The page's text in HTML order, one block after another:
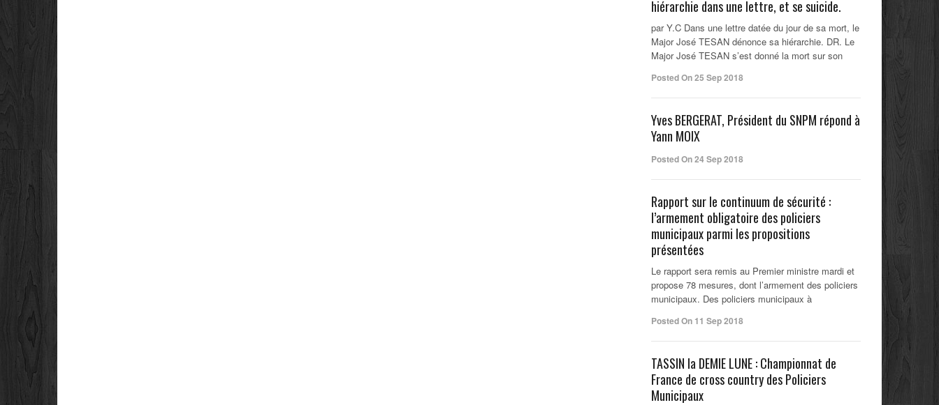
hiérarchie dans une lettre, et se suicide.
par Y.C Dans une lettre datée du jour de sa mort, le
Major José TESAN dénonce sa hiérarchie. DR. Le
Major José TESAN s’est donné la mort sur son
Posted On 25 Sep 2018
Yves BERGERAT, Président du SNPM répond à
Yann MOIX
Posted On 24 Sep 2018
Rapport sur le continuum de sécurité :
l’armement obligatoire des policiers
municipaux parmi les propositions
présentées
Le rapport sera remis au Premier ministre mardi et
propose 78 mesures, dont l’armement des policiers
municipaux. Des policiers municipaux à
Posted On 11 Sep 2018
TASSIN la DEMIE LUNE : Championnat de
France de cross country des Policiers
Municipaux